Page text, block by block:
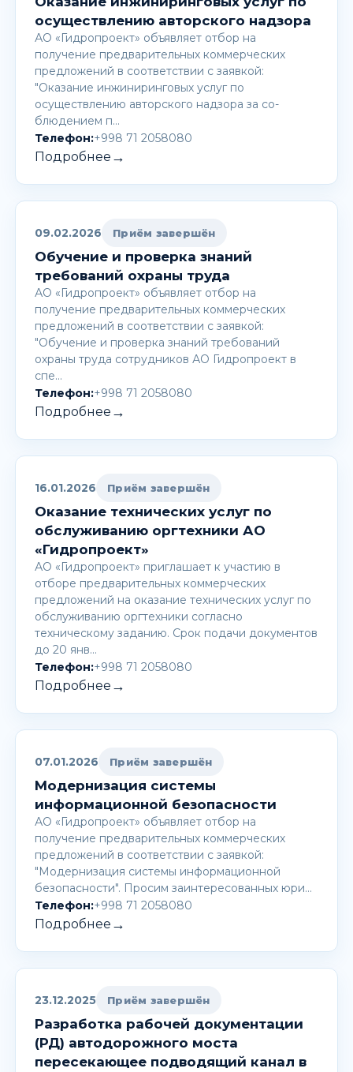
осуществлению авторского надзора
АО «Гидропроект» объявляет отбор на
получение предварительных коммерческих
предложений в соответствии с заявкой:
"Оказание инжиниринговых услуг по
осуществлению авторского надзора за со-
блюдением п…
Телефон:+998 71 2058080
Подробнее →
09.02.2026 Приём завершён
Обучение и проверка знаний
требований охраны труда
АО «Гидропроект» объявляет отбор на
получение предварительных коммерческих
предложений в соответствии с заявкой:
"Обучение и проверка знаний требований
охраны труда сотрудников АО Гидропроект в
спе…
Телефон:+998 71 2058080
Подробнее →
16.01.2026 Приём завершён
Оказание технических услуг по
обслуживанию оргтехники АО
«Гидропроект»
АО «Гидропроект» приглашает к участию в
отборе предварительных коммерческих
предложений на оказание технических услуг по
обслуживанию оргтехники согласно
техническому заданию. Срок подачи документов
до 20 янв…
Телефон:+998 71 2058080
Подробнее →
07.01.2026 Приём завершён
Модернизация системы
информационной безопасности
АО «Гидропроект» объявляет отбор на
получение предварительных коммерческих
предложений в соответствии с заявкой:
"Модернизация системы информационной
безопасности". Просим заинтересованных юри…
Телефон:+998 71 2058080
Подробнее →
23.12.2025 Приём завершён
Разработка рабочей документации
(РД) автодорожного моста
пересекающее подводящий канал в